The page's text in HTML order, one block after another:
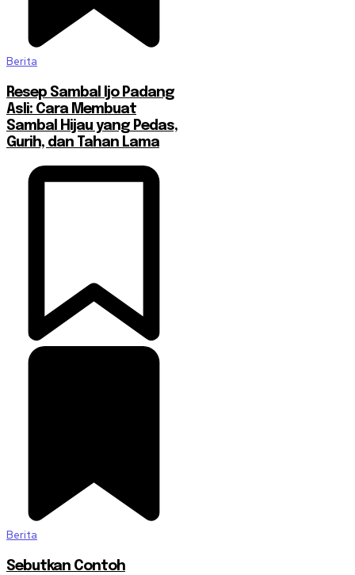
Berita
Resep Sambal Ijo Padang
Asli: Cara Membuat
Sambal Hijau yang Pedas,
Gurih, dan Tahan Lama
Berita
Sebutkan Contoh